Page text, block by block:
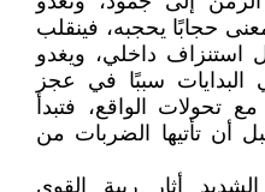
حجابًا يحجبه، فينقلب
استنزاف داخلي، ويغدو
البدايات سببًا في عجز
تحولات الواقع، فتبدأ
أن تأتيها الضربات من
الشديد أثار ريبة القوى